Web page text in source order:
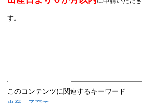
す。
このコンテンツに関連するキーワード